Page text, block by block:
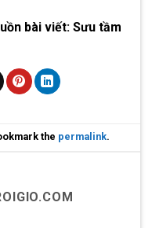
bài viết: Sưu tầm
the permalink.